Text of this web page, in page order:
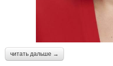
Стилист по прическам и
Повседневный макияж
читать дальше →